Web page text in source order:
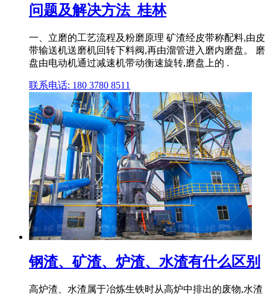
问题及解决方法_桂林
一、立磨的工艺流程及粉磨原理 矿渣经皮带称配料,由皮
带输送机送磨机回转下料阀,再由溜管进入磨内磨盘。 磨
盘由电动机通过减速机带动衡速旋转,磨盘上的 .
联系电话: 180 3780 8511
钢渣、矿渣、炉渣、水渣有什么区别
高炉渣、水渣属于冶炼生铁时从高炉中排出的废物,水渣